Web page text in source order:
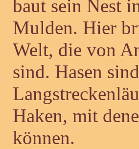
baut sein Nest
Mulden. Hier
Welt, die von
sind. Hasen
Haken, mit
können.